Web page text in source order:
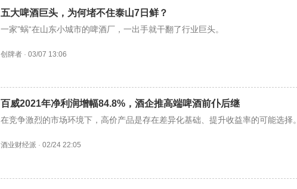
五大啤酒巨头，为何堵不住泰山7日鲜？
一家”蜗“在山东小城市的啤酒厂，一出手就干翻了行业巨头。
创牌者 · 03/07 13:06
百威2021年净利润增幅84.8%，酒企推高端啤酒前仆后继
在竞争激烈的市场环境下，高价产品是存在差异化基础、提升收益率的可能选择。
酒业财经派 · 02/24 22:05